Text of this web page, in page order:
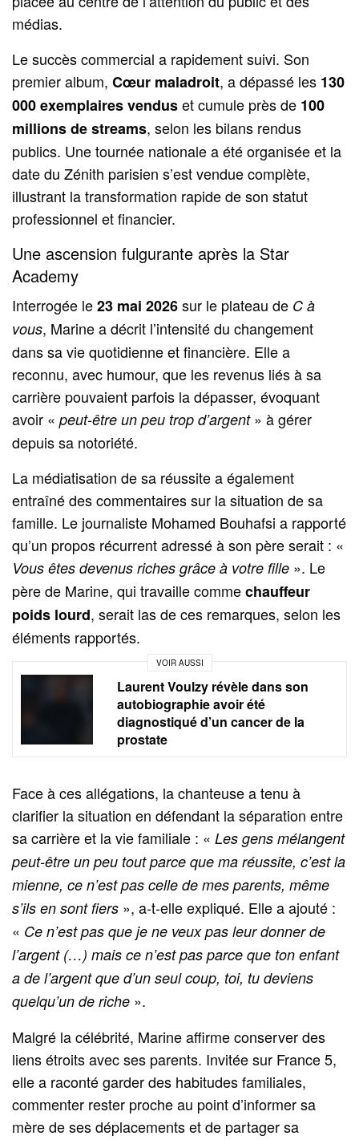
médias.
Le succès commercial a rapidement suivi. Son
premier album,Cœur maladroit, a dépassé les 130
000 exemplaires venduset cumule près de 100
millions de streams, selon les bilans rendus
publics. Une tournée nationale a été organisée et la
date du Zénith parisien s’est vendue complète,
illustrant la transformation rapide de son statut
professionnel et financier.
Une ascension fulgurante après la Star
Academy
Interrogée le23 mai 2026sur le plateau de C à
vous, Marine a décrit l’intensité du changement
dans sa vie quotidienne et financière. Elle a
reconnu, avec humour, que les revenus liés à sa
carrière pouvaient parfois la dépasser, évoquant
avoir «peut‑être un peu trop d’argent» à gérer
depuis sa notoriété.
La médiatisation de sa réussite a également
entraîné des commentaires sur la situation de sa
famille. Le journaliste Mohamed Bouhafsi a rapporté
qu’un propos récurrent adressé à son père serait : «
Vous êtes devenus riches grâce à votre fille ». Le
père de Marine, qui travaille commechauffeur
poids lourd, serait las de ces remarques, selon les
éléments rapportés.
VOIR AUSSI
Laurent Voulzy révèle dans son
autobiographie avoir été
diagnostiqué d’un cancer de la
prostate
Face à ces allégations, la chanteuse a tenu à
clarifier la situation en défendant la séparation entre
sa carrière et la vie familiale : «Les gens mélangent
peut‑être un peu tout parce que ma réussite, c’est la
mienne, ce n’est pas celle de mes parents, même
s’ils en sont fiers », a‑t‑elle expliqué. Elle a ajouté :
« Ce n’est pas que je ne veux pas leur donner de
l’argent (…) mais ce n’est pas parce que ton enfant
a de l’argent que d’un seul coup, toi, tu deviens
quelqu’un de riche ».
Malgré la célébrité, Marine affirme conserver des
liens étroits avec ses parents. Invitée sur France 5,
elle a raconté garder des habitudes familiales,
commenter rester proche au point d’informer sa
mère de ses déplacements et de partager sa